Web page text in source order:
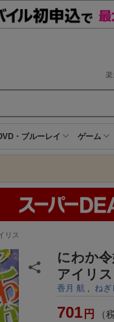
・ブルーレイ ゲーム
リス
にわか
アイリス
香月 航 ねぎ
701 円 （